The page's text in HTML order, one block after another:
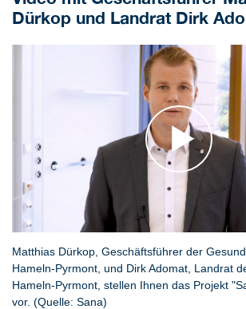
Dürkop und Landrat Dirk
Matthias Dürkop, Geschäftsführer der
Hameln-Pyrmont, und Dirk Adomat, Landrat
Hameln-Pyrmont, stellen Ihnen das Projekt
vor. (Quelle: Sana)